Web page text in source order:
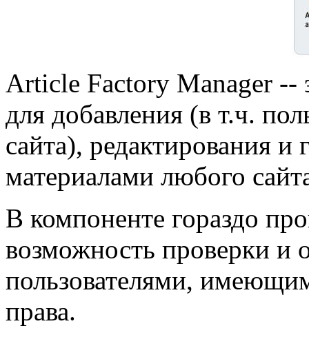
Article Factory Manager --
для добавления (в т.ч.
сайта), редактирования и
материалами любого
В компоненте гораздо
возможность проверки и
пользователями,
права.